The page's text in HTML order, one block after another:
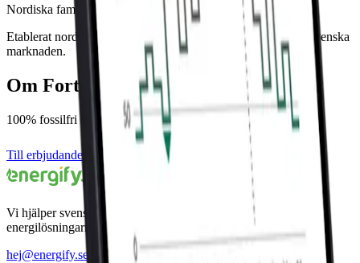
Nordiska familjer
Etablerat nordiskt bolag med erfarenhet från den finska och svenska
marknaden.
Om Fortum
100% fossilfri el med rörligt, kvarts- & fastpris
Till erbjudande Jämför alla leverantörer
Vi hjälper svenska hushåll att jämföra och hitta de bästa
energilösningarna – helt kostnadsfritt.
hej@energify.se
08-502 803 57